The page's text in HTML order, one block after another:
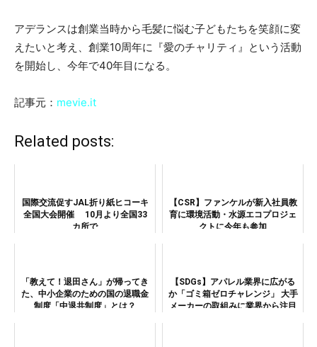
アデランスは創業当時から毛髪に悩む子どもたちを笑顔に変
えたいと考え、創業10周年に『愛のチャリティ』という活動
を開始し、今年で40年目になる。
記事元： mevie.it
Related posts:
国際交流促すJAL折り紙ヒコーキ
全国大会開催 10月より全国33
カ所で
【CSR】ファンケルが新入社員教
育に環境活動・水源エコプロジェ
クトに今年も参加
「教えて！退田さん」が帰ってき
た、中小企業のための国の退職金
制度「中退共制度」とは？
【SDGs】アパレル業界に広がる
か「ゴミ箱ゼロチャレンジ」 大手
メーカーの取組みに業界から注目